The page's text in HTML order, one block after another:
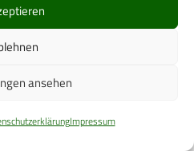
ansehen
Impressum